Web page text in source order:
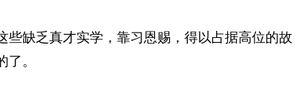
缺乏真才实学，靠习恩赐，得以占据高位的故
。